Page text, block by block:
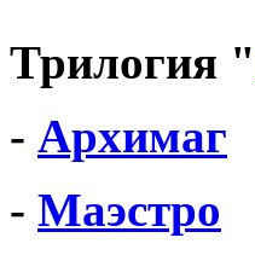
Трилогия "
- Архимаг
- Маэстро